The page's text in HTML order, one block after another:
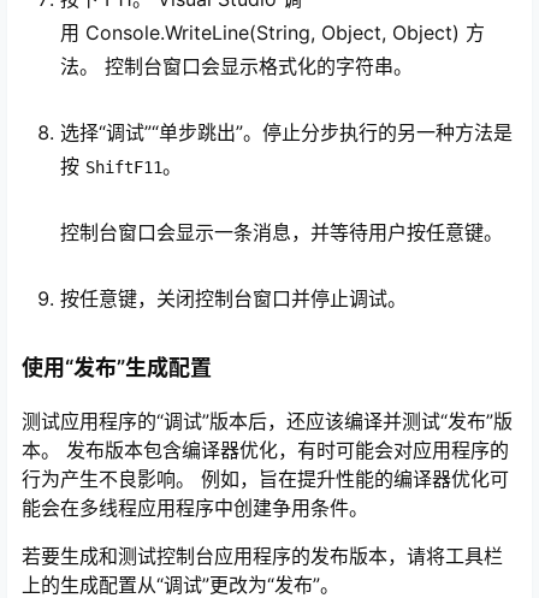
用 Console.WriteLine(String, Object, Object) 方
法。 控制台窗口会显示格式化的字符串。
选择“调试”“单步跳出”。停止分步执行的另一种方法是
按 ShiftF11。
控制台窗口会显示一条消息，并等待用户按任意键。
按任意键，关闭控制台窗口并停止调试。
使用“发布”生成配置
测试应用程序的“调试”版本后，还应该编译并测试“发布”版
本。 发布版本包含编译器优化，有时可能会对应用程序的
行为产生不良影响。 例如，旨在提升性能的编译器优化可
能会在多线程应用程序中创建争用条件。
若要生成和测试控制台应用程序的发布版本，请将工具栏
上的生成配置从“调试”更改为“发布”。